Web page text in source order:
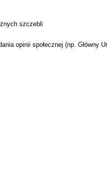
szczebli
opinii społecznej (np. Główny